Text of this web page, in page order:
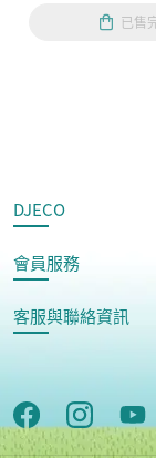
已售
DJECO
會員服務
客服與聯絡資訊